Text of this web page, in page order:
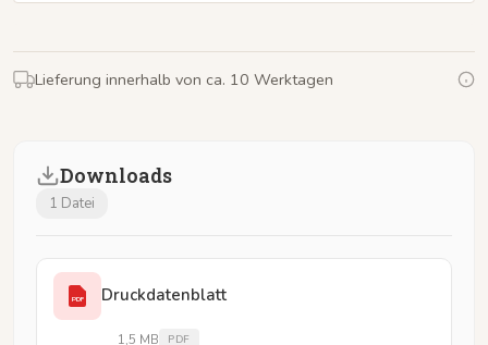
Lieferung innerhalb von ca. 10 Werktagen
Downloads
1 Datei
PDF Druckdatenblatt
1,5 MB PDF